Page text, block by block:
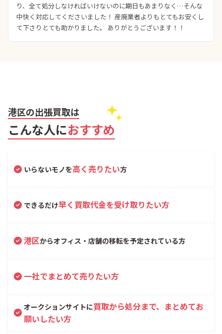
り、全て処分しなければいけないのに期日もあまりなく…そんな
中快く対応してくださいました！ 産廃業者よりもとてもお安くし
て下さりとても助かりました。 ありがとうございます！！
港区の出張買取は
こんな人におすすめ
いらないモノを高く売りたい方
できるだけ早く買取代金を受け取りたい方
港区からオフィス・店舗の移転を予定されている方
一社でまとめて売りたい方
オークションサイトに買取から処分まで、まとめてお
願いしたい方